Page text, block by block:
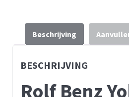
Beschrijving
BESCHRIJVING
Rolf Benz